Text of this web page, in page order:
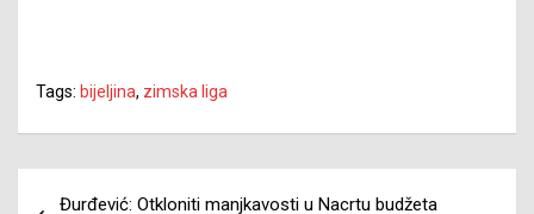
Tags: bijeljina, zimska liga
Đurđević: Otkloniti manjkavosti u Nacrtu budžeta